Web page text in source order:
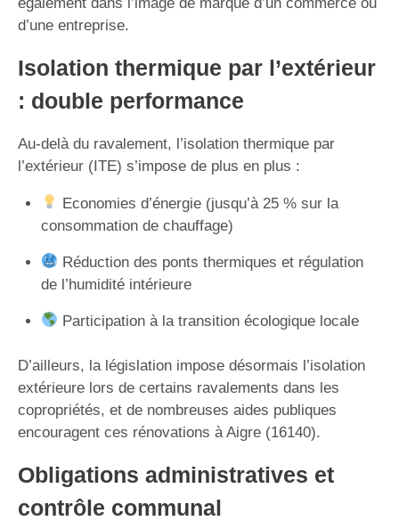
d’une entreprise.
Isolation thermique par l’extérieur
: double performance
Au-delà du ravalement, l’isolation thermique par
l’extérieur (ITE) s’impose de plus en plus :
Economies d’énergie (jusqu’à 25 % sur la
consommation de chauffage)
Réduction des ponts thermiques et régulation
de l’humidité intérieure
Participation à la transition écologique locale
D’ailleurs, la législation impose désormais l’isolation
extérieure lors de certains ravalements dans les
copropriétés, et de nombreuses aides publiques
encouragent ces rénovations à Aigre (16140).
Obligations administratives et
contrôle communal